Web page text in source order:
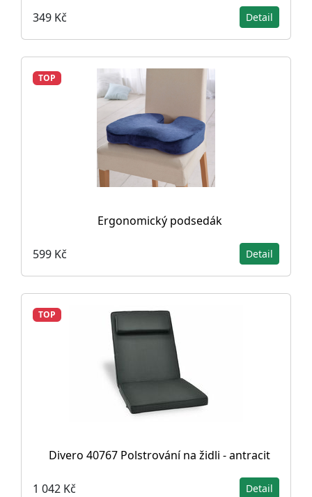
349 Kč Detail
TOP
Ergonomický podsedák
599 Kč Detail
TOP
Divero 40767 Polstrování na židli - antracit
1 042 Kč Detail